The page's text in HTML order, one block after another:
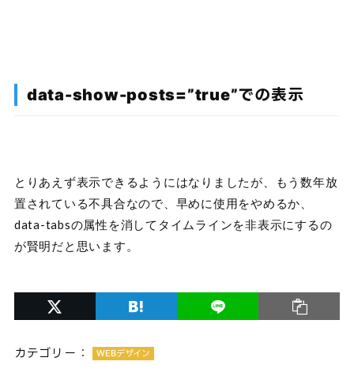
data-show-posts=”true”での表示
とりあえず表示できるようにはなりましたが、もう数年放
置されている不具合なので、早めに使用をやめるか、
data-tabsの属性を消してタイムラインを非表示にするの
が賢明だと思います。
カテゴリー： WEBデザイン